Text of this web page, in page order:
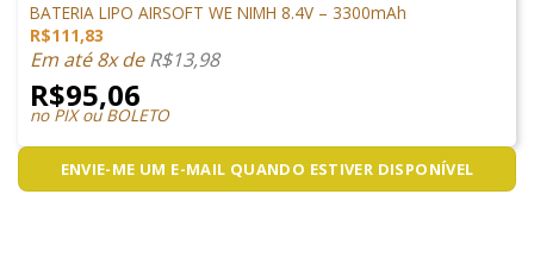
BATERIA LIPO AIRSOFT WE NIMH 8.4V – 3300mAh
R$111,83
Em até 8x deR$13,98
R$95,06
no PIX ou BOLETO
ENVIE-ME UM E-MAIL QUANDO ESTIVER DISPONÍVEL